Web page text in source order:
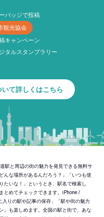
バッジで投稿
光協会
キャンペーン
タルスタンプラリー
て詳しくはこちら
駅と周辺の街の魅力を発見できる無料サ
んな場所があるんだろう？」「いつも使
たいな！」というとき、駅名で検索し
とめてチェックできます。iPhone /
りの駅や記事の保存」「駅や街の魅力
」も楽しめます。全国の駅と街で、あな